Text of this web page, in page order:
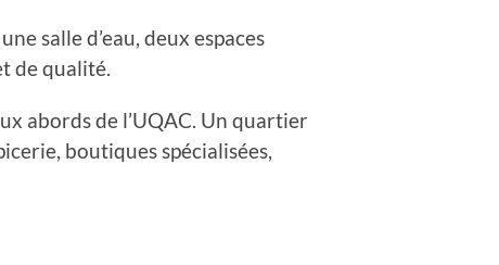
salle d’eau, deux espaces
de qualité.
abords de l’UQAC. Un quartier
boutiques spécialisées,